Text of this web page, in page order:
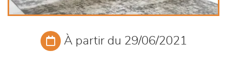
À partir du 29/06/2021